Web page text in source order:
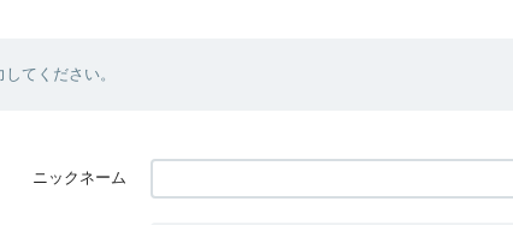
てください。
ニックネーム